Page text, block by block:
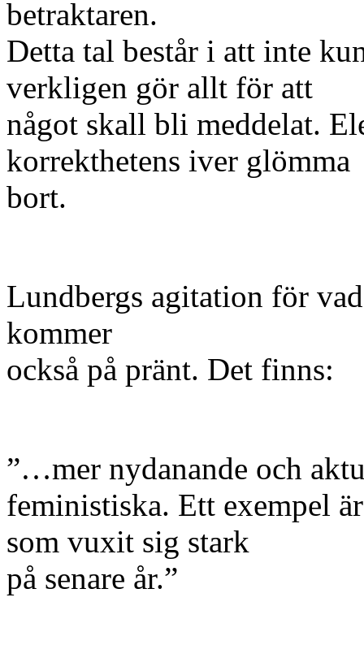
betraktaren.
Detta tal består i att inte
verkligen gör allt för att
något skall bli meddelat.
korrekthetens iver glömma
bort.
Lundbergs agitation för
kommer
också på pränt. Det finns:
”…mer nydanande och
feministiska. Ett exempel
som vuxit sig stark
på senare år.”